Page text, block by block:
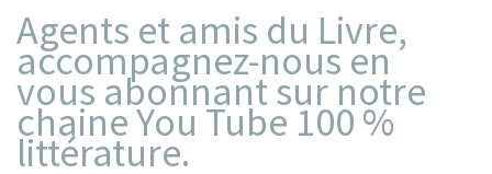
Agents et amis du Livre,
accompagnez-nous en
vous abonnant sur notre
chaine You Tube 100 %
littérature.